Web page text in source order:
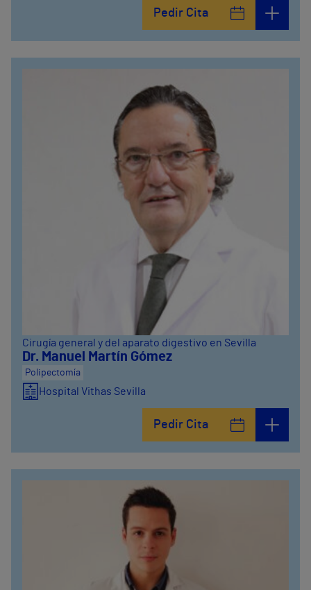
Pedir Cita
Cirugía general y del aparato digestivo en Sevilla
Dr. Manuel Martín Gómez
Polipectomía
Hospital Vithas Sevilla
Pedir Cita